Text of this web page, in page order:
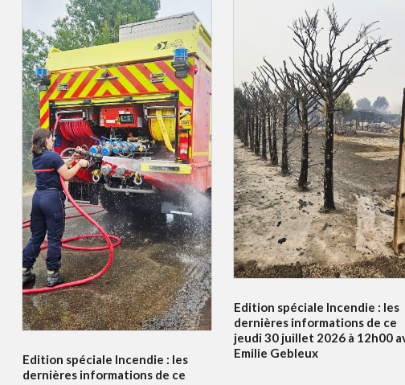
Edition spéciale Incendie : les
dernières informations de ce
Edition spéciale Incendie : les
dernières informations de ce
jeudi 30 juillet 2026 à 12h00
Emilie Gebleux